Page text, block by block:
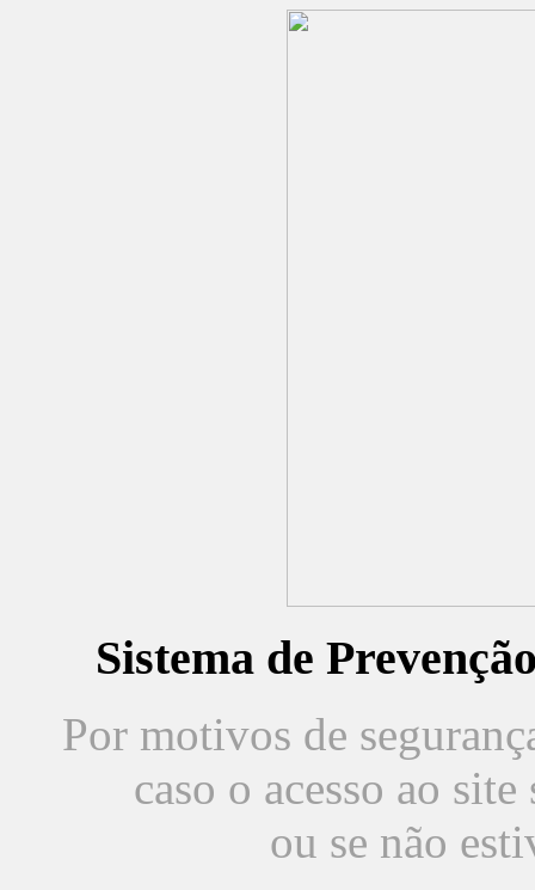
Sistema de
Por motivos de
caso o acesso ao
ou se não